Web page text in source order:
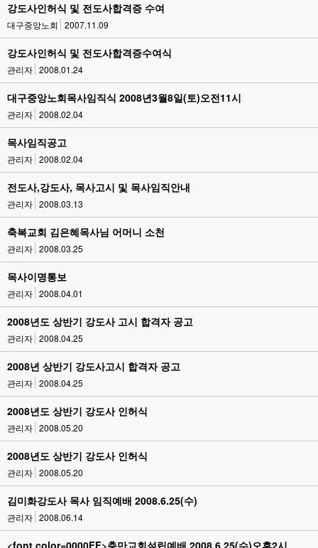
강도사인허식 및 전도사합격증 수여
대구중앙노회 2007.11.09
강도사인허식 및 전도사합격증수여식
관리자 2008.01.24
대구중앙노회목사임직식 2008년3월8일(토)오전11시
관리자 2008.02.04
목사임직공고
관리자 2008.02.04
전도사,강도사, 목사고시 및 목사임직안내
관리자 2008.03.13
축복교회 김은혜목사님 어머니 소천
관리자 2008.03.25
목사이명통보
관리자 2008.04.01
2008년도 상반기 강도사 고시 합격자 공고
관리자 2008.04.25
2008년 상반기 강도사고시 합격자 공고
관리자 2008.04.25
2008년도 상반기 강도사 인허식
관리자 2008.05.20
2008년도 상반기 강도사 인허식
관리자 2008.05.20
김미화강도사 목사 임직예배 2008.6.25(수)
관리자 2008.06.14